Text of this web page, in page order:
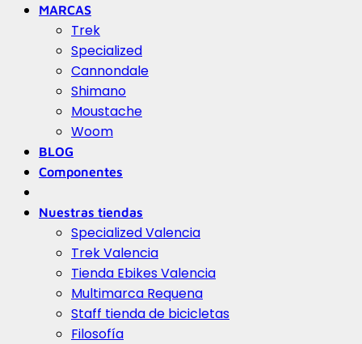
MARCAS
Trek
Specialized
Cannondale
Shimano
Moustache
Woom
BLOG
Componentes
Nuestras tiendas
Specialized Valencia
Trek Valencia
Tienda Ebikes Valencia
Multimarca Requena
Staff tienda de bicicletas
Filosofía